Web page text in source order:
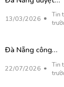
hoạch ven sông
án lớn
13/03/2026
Tin
Đà Nẵng công
khai 102 cơ sở
nhà, đất cho thuê
22/07/2026
Tin